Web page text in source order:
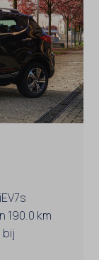
190.0 km
bij